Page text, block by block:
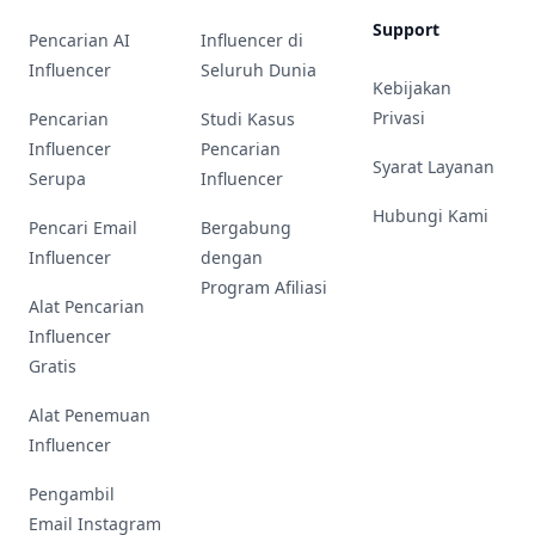
Pencarian AI
Influencer
Pencarian
Influencer
Serupa
Pencari Email
Influencer
Alat Pencarian
Influencer
Gratis
Alat Penemuan
Influencer
Pengambil
Email Instagram
Influencer di
Seluruh Dunia
Studi Kasus
Pencarian
Influencer
Bergabung
dengan
Program Afiliasi
Support
Kebijakan
Privasi
Syarat Layanan
Hubungi Kami